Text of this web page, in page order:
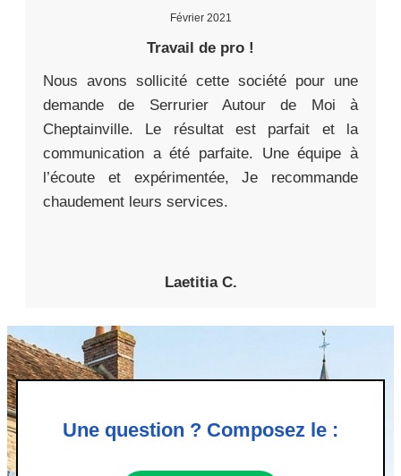
Février 2021
Travail de pro !
Nous avons sollicité cette société pour une
demande de Serrurier Autour de Moi à
Cheptainville. Le résultat est parfait et la
communication a été parfaite. Une équipe à
l’écoute et expérimentée, Je recommande
chaudement leurs services.
Laetitia C.
Une question ? Composez le :